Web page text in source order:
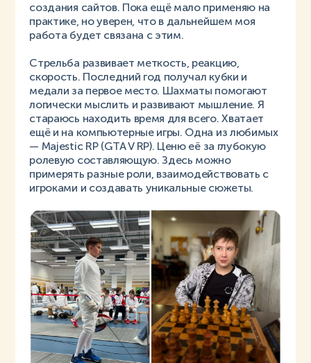
создания сайтов. Пока ещё мало применяю на
практике, но уверен, что в дальнейшем моя
работа будет связана с этим.
Стрельба развивает меткость, реакцию,
скорость. Последний год получал кубки и
медали за первое место. Шахматы помогают
логически мыслить и развивают мышление. Я
стараюсь находить время для всего. Хватает
ещё и на компьютерные игры. Одна из любимых
— Majestic RP (GTA V RP). Ценю её за глубокую
ролевую составляющую. Здесь можно
примерять разные роли, взаимодействовать с
игроками и создавать уникальные сюжеты.